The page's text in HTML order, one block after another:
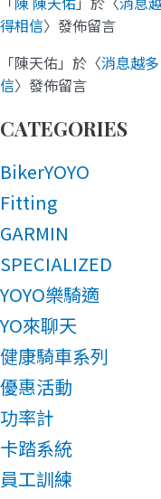
得相信〉發佈留言
「陳天佑」於〈消息越
信〉發佈留言
CATEGORIES
BikerYOYO
Fitting
GARMIN
SPECIALIZED
YOYO樂騎適
YO來聊天
健康騎車系列
優惠活動
功率計
卡踏系統
員工訓練